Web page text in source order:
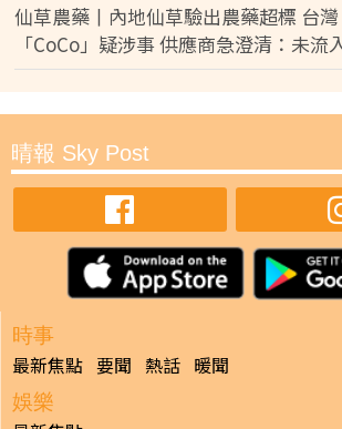
仙草農藥丨內地仙草驗出農藥超標 台
「CoCo」疑涉事 供應商急澄清：未流
晴報 Sky Post
時事
最新焦點 要聞 熱話 暖聞
娛樂